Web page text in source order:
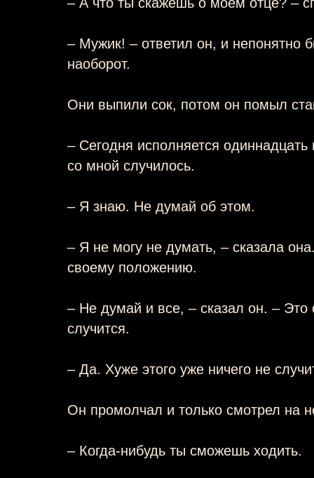
– Мужик! – ответил он, и непонятно
наоборот.
Они выпили сок, потом он помыл
– Сегодня исполняется одиннадцать
со мной случилось.
– Я знаю. Не думай об этом.
– Я не могу не думать, – сказала
своему положению.
– Не думай и все, – сказал он. –
случится.
– Да. Хуже этого уже ничего не
Он промолчал и только смотрел на
– Когда-нибудь ты сможешь ходить.